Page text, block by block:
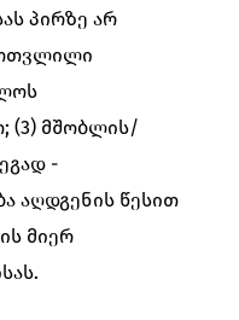
პირზე არ
(3) მშობლის/
-
აღდგენის წესით
მიერ